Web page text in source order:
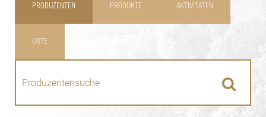
PRODUZENTEN PRODUKTE AKTIVITÄTEN
ORTE